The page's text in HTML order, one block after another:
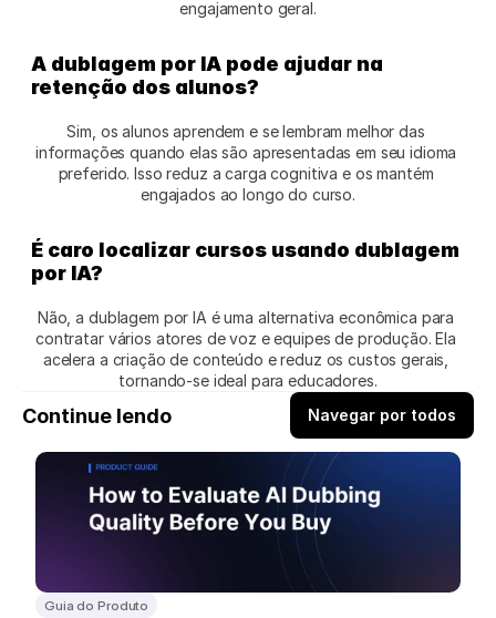
engajamento geral.
A dublagem por IA pode ajudar na
retenção dos alunos?
Sim, os alunos aprendem e se lembram melhor das
informações quando elas são apresentadas em seu idioma
preferido. Isso reduz a carga cognitiva e os mantém
engajados ao longo do curso.
É caro localizar cursos usando dublagem
por IA?
Não, a dublagem por IA é uma alternativa econômica para
contratar vários atores de voz e equipes de produção. Ela
acelera a criação de conteúdo e reduz os custos gerais,
tornando-se ideal para educadores.
Continue lendo Navegar por todos
Guia do Produto